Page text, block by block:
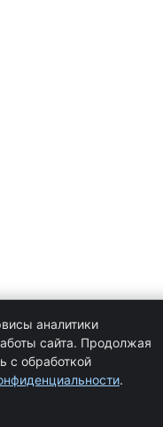
аналитики
сайта. Продолжая
с обработкой
.